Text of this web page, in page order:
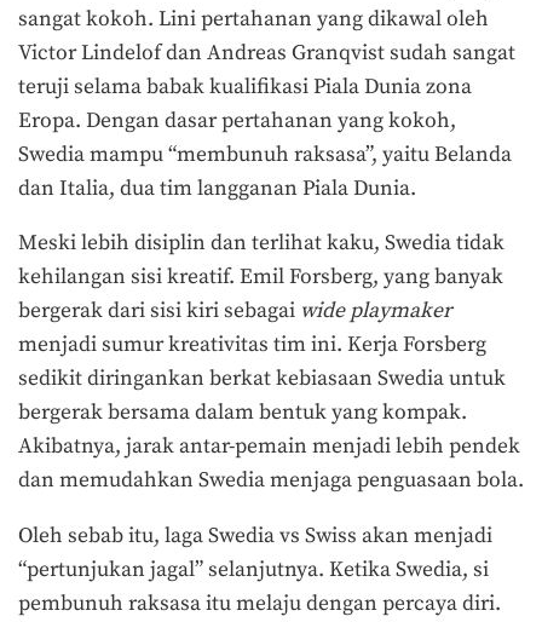
sangat kokoh. Lini pertahanan yang dikawal oleh
Victor Lindelof dan Andreas Granqvist sudah sangat
teruji selama babak kualifikasi Piala Dunia zona
Eropa. Dengan dasar pertahanan yang kokoh,
Swedia mampu “membunuh raksasa”, yaitu Belanda
dan Italia, dua tim langganan Piala Dunia.
Meski lebih disiplin dan terlihat kaku, Swedia tidak
kehilangan sisi kreatif. Emil Forsberg, yang banyak
bergerak dari sisi kiri sebagai wide playmaker
menjadi sumur kreativitas tim ini. Kerja Forsberg
sedikit diringankan berkat kebiasaan Swedia untuk
bergerak bersama dalam bentuk yang kompak.
Akibatnya, jarak antar-pemain menjadi lebih pendek
dan memudahkan Swedia menjaga penguasaan bola.
Oleh sebab itu, laga Swedia vs Swiss akan menjadi
“pertunjukan jagal” selanjutnya. Ketika Swedia, si
pembunuh raksasa itu melaju dengan percaya diri.